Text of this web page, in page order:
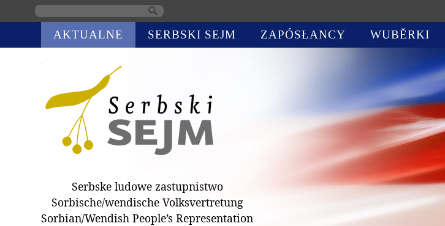
navigation
AKTUALNE SERBSKI SEJM ZAPÓSŁANCY WUBĚRKI
Serbske ludowe zastupnistwo
Sorbische/wendische Volksvertretung
Sorbian/Wendish People’s Representation